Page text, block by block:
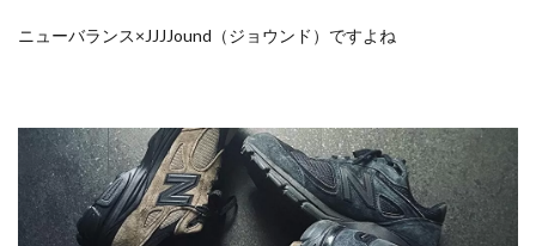
ニューバランス×JJJJound（ジョウンド）ですよね